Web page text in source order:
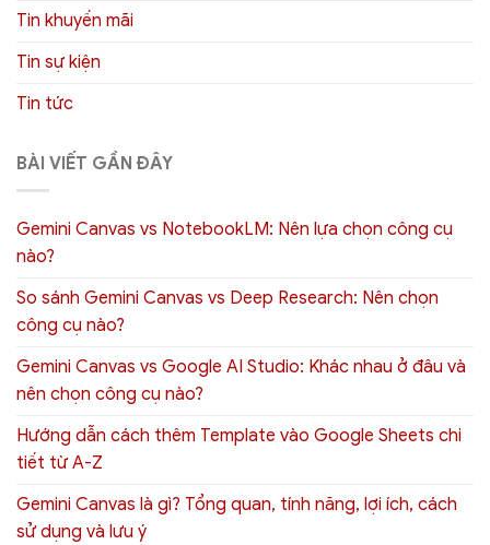
Tin khuyến mãi
Tin sự kiện
Tin tức
BÀI VIẾT GẦN ĐÂY
Gemini Canvas vs NotebookLM: Nên lựa chọn công cụ
nào?
So sánh Gemini Canvas vs Deep Research: Nên chọn
công cụ nào?
Gemini Canvas vs Google AI Studio: Khác nhau ở đâu và
nên chọn công cụ nào?
Hướng dẫn cách thêm Template vào Google Sheets chi
tiết từ A-Z
Gemini Canvas là gì? Tổng quan, tính năng, lợi ích, cách
sử dụng và lưu ý